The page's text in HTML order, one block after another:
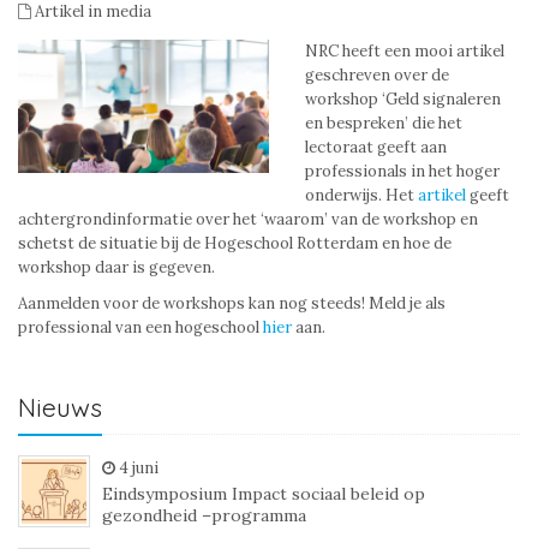
Artikel in media
NRC heeft een mooi artikel
geschreven over de
workshop ‘Geld signaleren
en bespreken’ die het
lectoraat geeft aan
professionals in het hoger
onderwijs. Hetartikelgeeft
achtergrondinformatie over het ‘waarom’ van de workshop en
schetst de situatie bij de Hogeschool Rotterdam en hoe de
workshop daar is gegeven.
Aanmelden voor de workshops kan nog steeds! Meld je als
professional van een hogeschoolhieraan.
Nieuws
4 juni
Eindsymposium Impact sociaal beleid op
gezondheid –programma